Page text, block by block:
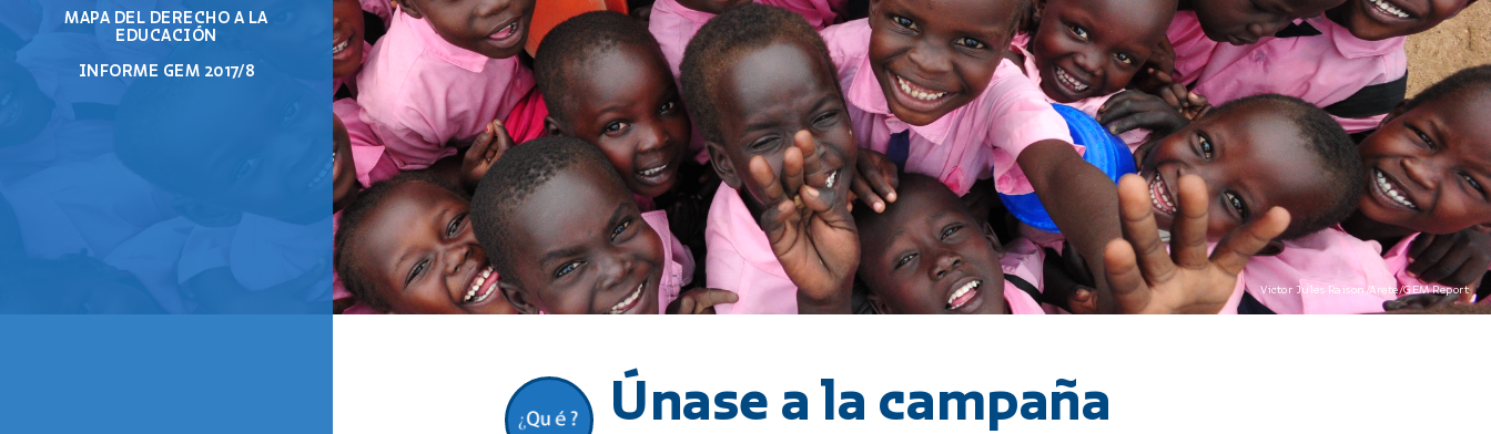
MAPA DEL DERECHO A LA
EDUCACIÓN
INFORME GEM 2017/8
Victor Jules Raison/Arete/GEM Report
Únase a la campaña